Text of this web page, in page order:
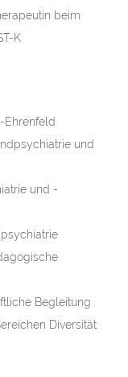
beim
K
Ehrenfeld
und
und -
Begleitung
Diversität